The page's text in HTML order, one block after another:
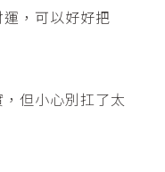
運，可以好好把
但小心別扛了太